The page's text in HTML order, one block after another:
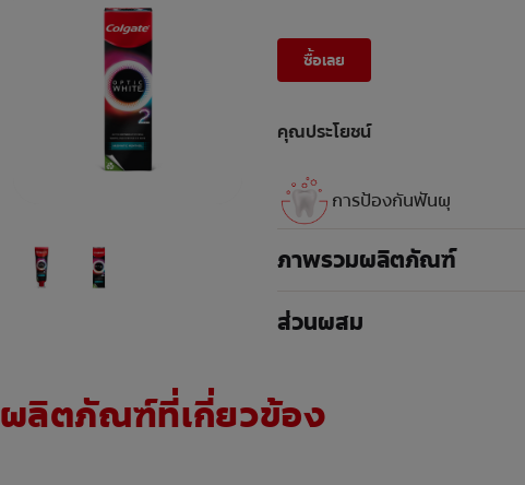
ซื้อเลย
คุณประโยชน์
การป้องกันฟันผุ
ภาพรวมผลิตภัณฑ์
ส่วนผสม
ผลิตภัณฑ์ที่เกี่ยวข้อง